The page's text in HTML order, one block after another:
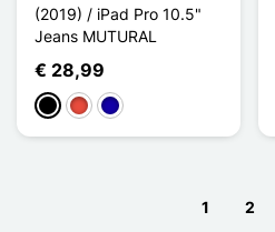
(2019) / iPad Pro 10.5"
Jeans MUTURAL
€ 28,99
ZwartRoodDonkerblauw
1 2